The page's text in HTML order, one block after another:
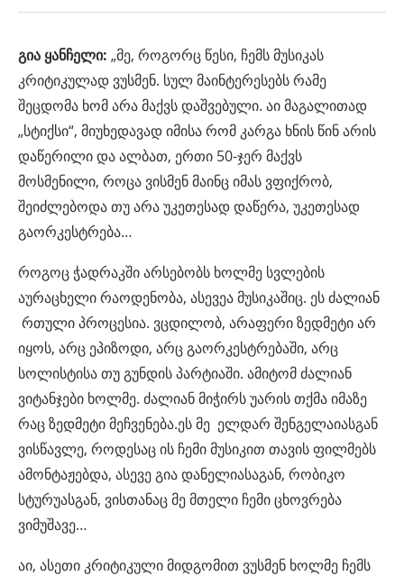
გია ყანჩელი: „მე, როგორც წესი, ჩემს მუსიკას
კრიტიკულად ვუსმენ. სულ მაინტერესებს რამე
შეცდომა ხომ არა მაქვს დაშვებული. აი მაგალითად
„სტიქსი“, მიუხედავად იმისა რომ კარგა ხნის წინ არის
დაწერილი და ალბათ, ერთი 50-ჯერ მაქვს
მოსმენილი, როცა ვისმენ მაინც იმას ვფიქრობ,
შეიძლებოდა თუ არა უკეთესად დაწერა, უკეთესად
გაორკესტრება…
როგოც ჭადრაკში არსებობს ხოლმე სვლების
აურაცხელი რაოდენობა, ასევეა მუსიკაშიც. ეს ძალიან
რთული პროცესია. ვცდილობ, არაფერი ზედმეტი არ
იყოს, არც ეპიზოდი, არც გაორკესტრებაში, არც
სოლისტისა თუ გუნდის პარტიაში. ამიტომ ძალიან
ვიტანჯები ხოლმე. ძალიან მიჭირს უარის თქმა იმაზე
რაც ზედმეტი მეჩვენება.ეს მე ელდარ შენგელაიასგან
ვისწავლე, როდესაც ის ჩემი მუსიკით თავის ფილმებს
ამონტაჟებდა, ასევე გია დანელიასაგან, რობიკო
სტურუასგან, ვისთანაც მე მთელი ჩემი ცხოვრება
ვიმუშავე…
აი, ასეთი კრიტიკული მიდგომით ვუსმენ ხოლმე ჩემს